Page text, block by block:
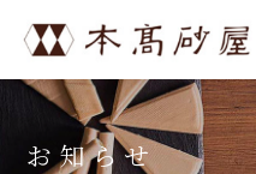
お知らせ